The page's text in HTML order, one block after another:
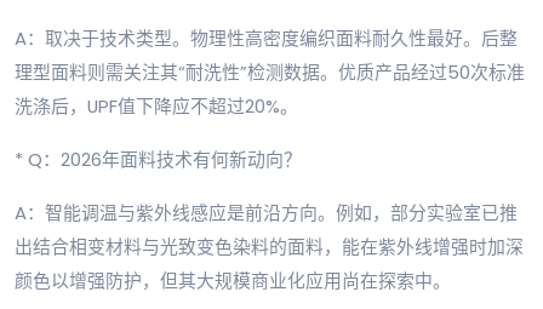
A：取决于技术类型。物理性高密度编织面料耐久性最好。后整
理型面料则需关注其“耐洗性”检测数据。优质产品经过50次标准
洗涤后，UPF值下降应不超过20%。
* Q：2026年面料技术有何新动向？
A：智能调温与紫外线感应是前沿方向。例如，部分实验室已推
出结合相变材料与光致变色染料的面料，能在紫外线增强时加深
颜色以增强防护，但其大规模商业化应用尚在探索中。